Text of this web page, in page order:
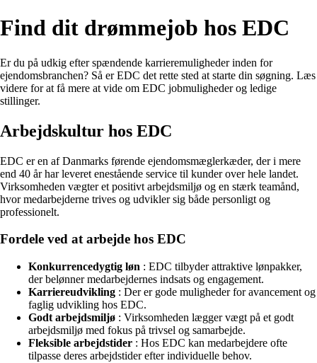
Find dit drømmejob hos EDC
Er du på udkig efter spændende karrieremuligheder inden for
ejendomsbranchen? Så er EDC det rette sted at starte din søgning. Læs
videre for at få mere at vide om EDC jobmuligheder og ledige
stillinger.
Arbejdskultur hos EDC
EDC er en af Danmarks førende ejendomsmæglerkæder, der i mere
end 40 år har leveret enestående service til kunder over hele landet.
Virksomheden vægter et positivt arbejdsmiljø og en stærk teamånd,
hvor medarbejderne trives og udvikler sig både personligt og
professionelt.
Fordele ved at arbejde hos EDC
Konkurrence­dygtig løn : EDC tilbyder attraktive lønpakker,
der belønner medarbejdernes indsats og engagement.
Karriereudvikling : Der er gode muligheder for avancement og
faglig udvikling hos EDC.
Godt arbejdsmiljø : Virksomheden lægger vægt på et godt
arbejdsmiljø med fokus på trivsel og samarbejde.
Fleksible arbejdstider : Hos EDC kan medarbejdere ofte
tilpasse deres arbejdstider efter individuelle behov.